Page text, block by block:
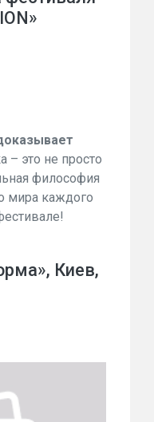
– это не просто
философия
мира каждого
Киев,